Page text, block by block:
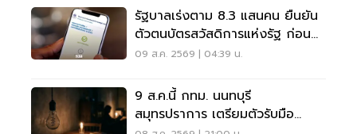
รัฐบาลเร่งตาม 8.3 แสนคน ยืนยัน
ตัวตนบัตรสวัสดิการแห่งรัฐ ก่อน
พลาดสิทธิ
09 ส.ค. 2569 | 04:39 น.
9 ส.ค.นี้ กทม. นนทบุรี
สมุทรปราการ เตรียมตัวรับมือ